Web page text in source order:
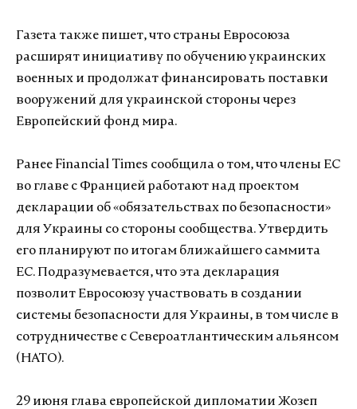
Газета также пишет, что страны Евросоюза
расширят инициативу по обучению украинских
военных и продолжат финансировать поставки
вооружений для украинской стороны через
Европейский фонд мира.
Ранее Financial Times сообщила о том, что члены ЕС
во главе с Францией работают над проектом
декларации об «обязательствах по безопасности»
для Украины со стороны сообщества. Утвердить
его планируют по итогам ближайшего саммита
ЕС. Подразумевается, что эта декларация
позволит Евросоюзу участвовать в создании
системы безопасности для Украины, в том числе в
сотрудничестве с Североатлантическим альянсом
(НАТО).
29 июня глава европейской дипломатии Жозеп